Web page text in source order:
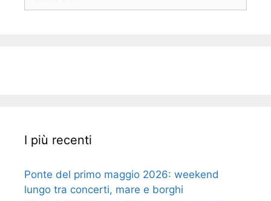
I più recenti
Ponte del primo maggio 2026: weekend
lungo tra concerti, mare e borghi